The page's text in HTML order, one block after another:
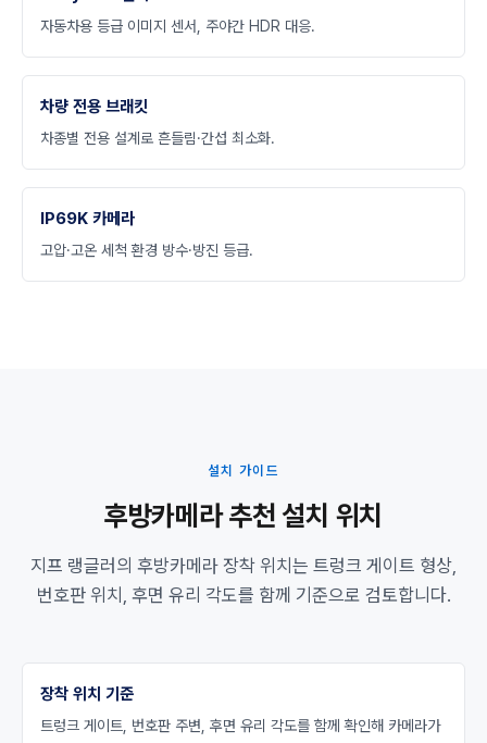
자동차용 등급 이미지 센서, 주야간 HDR 대응.
차량 전용 브래킷
차종별 전용 설계로 흔들림·간섭 최소화.
IP69K 카메라
고압·고온 세척 환경 방수·방진 등급.
설치 가이드
후방카메라 추천 설치 위치
지프 랭글러의 후방카메라 장착 위치는 트렁크 게이트 형상,
번호판 위치, 후면 유리 각도를 함께 기준으로 검토합니다.
장착 위치 기준
트렁크 게이트, 번호판 주변, 후면 유리 각도를 함께 확인해 카메라가